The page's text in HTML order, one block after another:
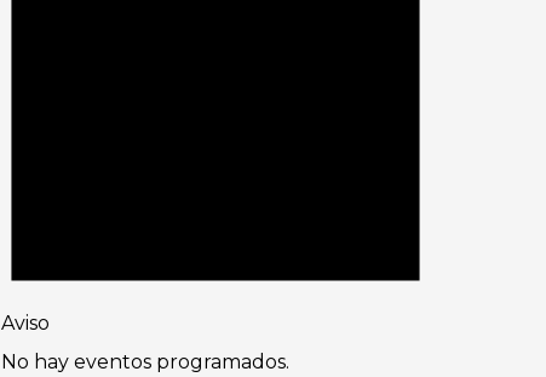
Aviso
No hay eventos programados.